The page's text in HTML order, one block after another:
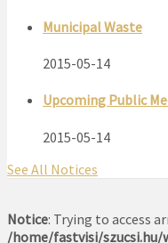
Municipal Waste
2015-05-14
Upcoming Public
2015-05-14
See All Notices
Notice: Trying to access
/home/fastvisi/